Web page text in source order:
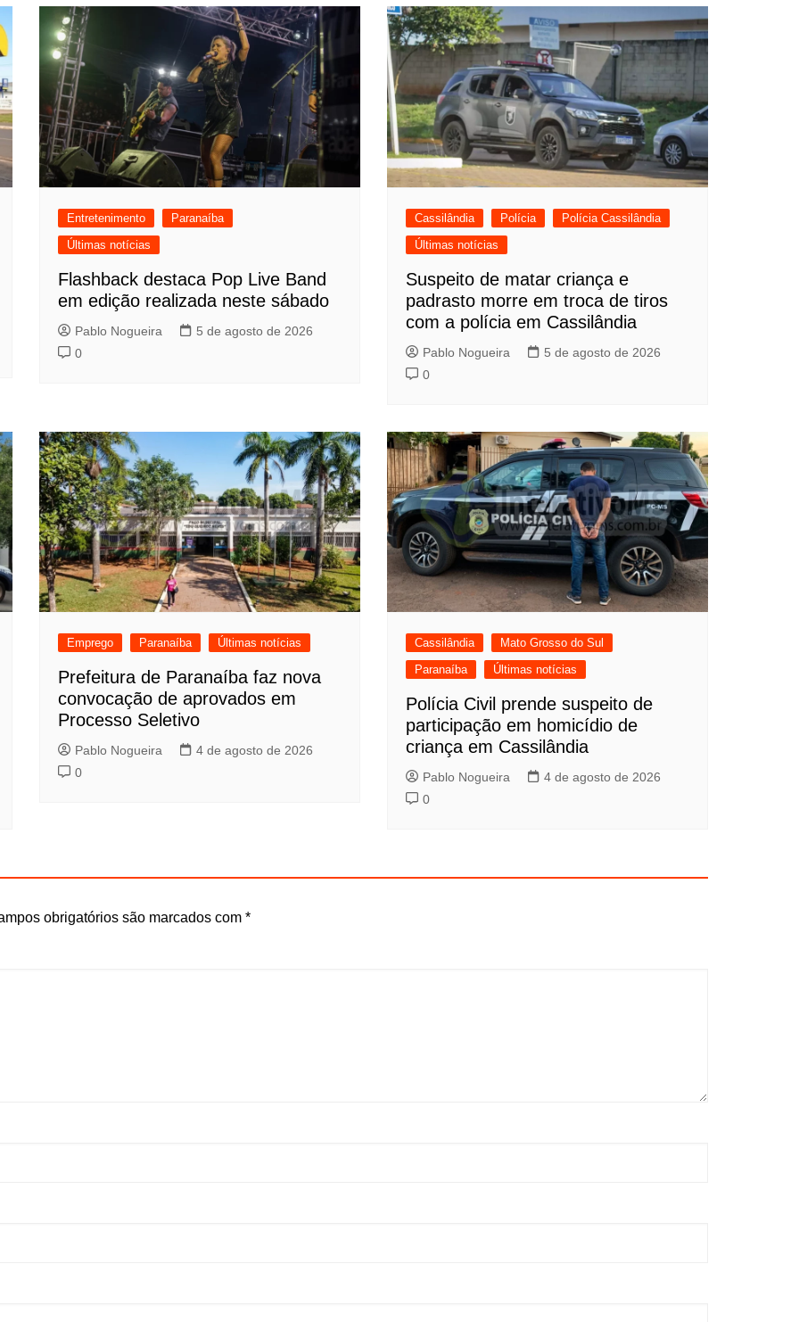
Entretenimento
Paranaíba
Últimas notícias
Flashback destaca Pop Live Band
em edição realizada neste sábado
Pablo Nogueira
5 de agosto de 2026
0
Cassilândia Polícia
Polícia Cassilândia
Últimas notícias
Suspeito de matar criança e
padrasto morre em troca de tiros
com a polícia em Cassilândia
Pablo Nogueira
5 de agosto de 2026
0
Emprego Paranaíba Últimas notícias
Prefeitura de Paranaíba faz nova
convocação de aprovados em
Processo Seletivo
Pablo Nogueira
4 de agosto de 2026
0
Cassilândia
Mato Grosso do Sul
Paranaíba
Últimas notícias
Polícia Civil prende suspeito de
participação em homicídio de
criança em Cassilândia
Pablo Nogueira
4 de agosto de 2026
0
obrigatórios são marcados com *